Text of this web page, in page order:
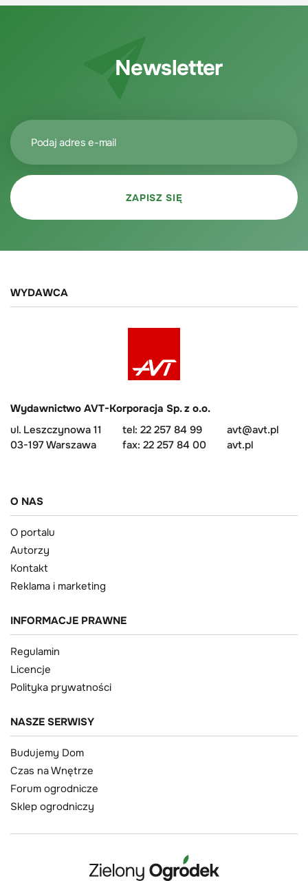
Newsletter
WYDAWCA
Wydawnictwo AVT-Korporacja Sp. z o.o.
ul. Leszczynowa 11
03-197 Warszawa
tel: 22 257 84 99
fax: 22 257 84 00
avt@avt.pl
avt.pl
O NAS
O portalu
Autorzy
Kontakt
Reklama i marketing
INFORMACJE PRAWNE
Regulamin
Licencje
Polityka prywatności
NASZE SERWISY
Budujemy Dom
Czas na Wnętrze
Forum ogrodnicze
Sklep ogrodniczy